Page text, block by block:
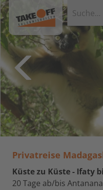
Privatreise
Küste zu Küste - Ifaty
20 Tage ab/bis